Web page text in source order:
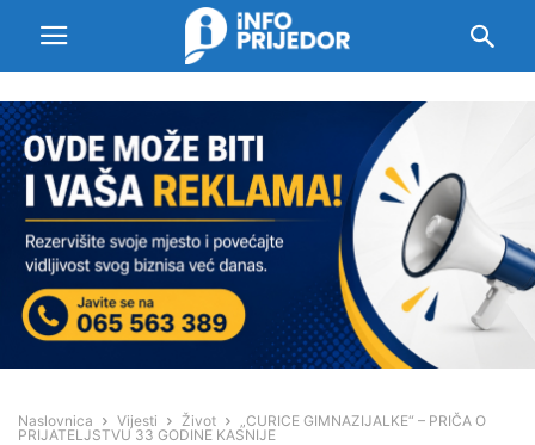
Naslovnica Vijesti Život
„CURICE GIMNAZIJALKE“ – PRIČA O
PRIJATELJSTVU 33 GODINE KASNIJE